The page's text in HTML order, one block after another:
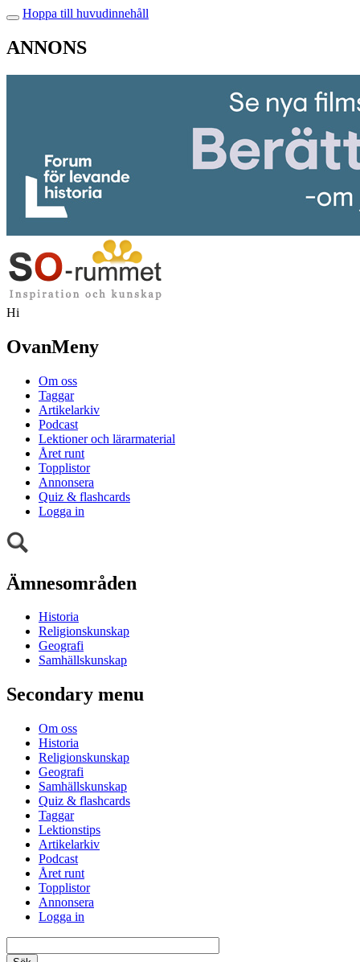
Hoppa till huvudinnehåll
ANNONS
Hi
OvanMeny
Om oss
Taggar
Artikelarkiv
Podcast
Lektioner och lärarmaterial
Året runt
Topplistor
Annonsera
Quiz & flashcards
Logga in
Ämnesområden
Historia
Religionskunskap
Geografi
Samhällskunskap
Secondary menu
Om oss
Historia
Religionskunskap
Geografi
Samhällskunskap
Quiz & flashcards
Taggar
Lektionstips
Artikelarkiv
Podcast
Året runt
Topplistor
Annonsera
Logga in